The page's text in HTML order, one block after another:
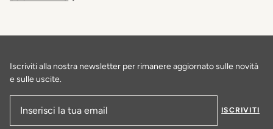
Iscriviti alla nostra newsletter per rimanere aggiornato sulle novità
e sulle uscite.
ISCRIVITI